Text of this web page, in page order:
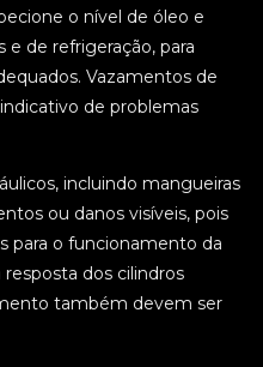
o nível de óleo e
e de refrigeração, para
Vazamentos de
de problemas
incluindo mangueiras
ou danos visíveis, pois
para o funcionamento da
resposta dos cilindros
também devem ser